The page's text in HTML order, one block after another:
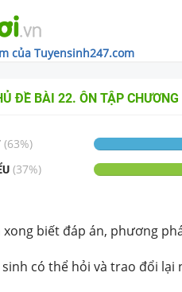
của Tuyensinh247.com
ĐỀ BÀI 22. ÔN TẬP CHƯƠNG
(63%)
(37%)
xong biết đáp án, phương
sinh có thể hỏi và trao đổi lại